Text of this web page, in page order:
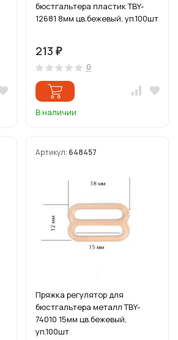
бюстгальтера пластик TBY-
12681 8мм цв.бежевый, уп.100шт
213 ₽
0
В наличии
Артикул: 648457
Пряжка регулятор для
бюстгальтера металл TBY-
74010 15мм цв.бежевый,
уп.100шт